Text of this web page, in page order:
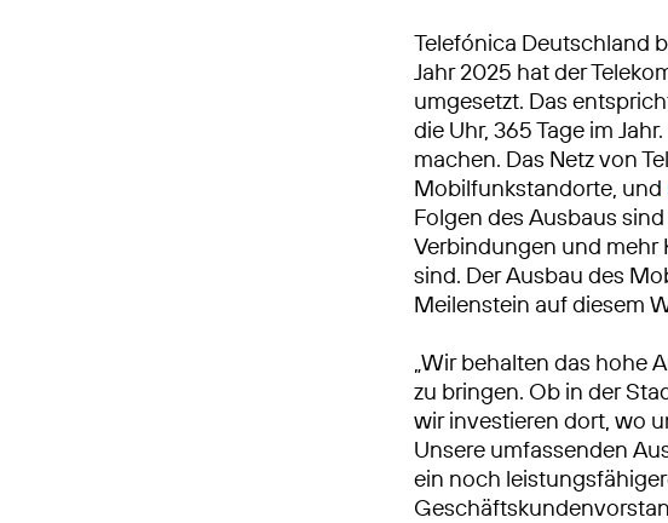
Telefónica Deutschland
Jahr 2025 hat der
umgesetzt. Das
die Uhr, 365 Tage im
machen. Das Netz von
Mobilfunkstandorte, und
Folgen des Ausbaus
Verbindungen und mehr
sind. Der Ausbau des
Meilenstein auf diesem
„Wir behalten das hohe
zu bringen. Ob in der
wir investieren dort, wo
Unsere umfassenden
ein noch